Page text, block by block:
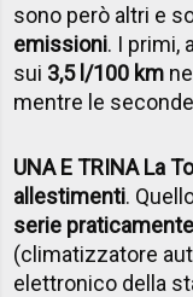
sono però altri e
emissioni. I primi,
sui 3,5 l/100 km
mentre le
UNA E TRINA La
allestimenti.
serie
(climatizzatore
elettronico della